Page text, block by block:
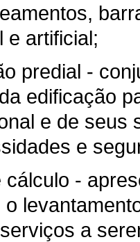
e artificial;
predial -
edificação
e de seus
e
cálculo -
a